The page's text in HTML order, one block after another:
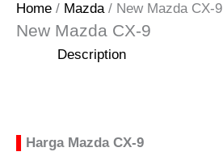
Home / Mazda/ New Mazda CX-9
New Mazda CX-9
Description
Harga Mazda CX-9